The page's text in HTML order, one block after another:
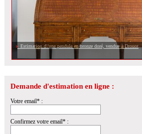
Estimation d\'une pendule en bronze doré, vendue à Drouot
Demande d'estimation en ligne :
Votre email* :
Confirmez votre email* :